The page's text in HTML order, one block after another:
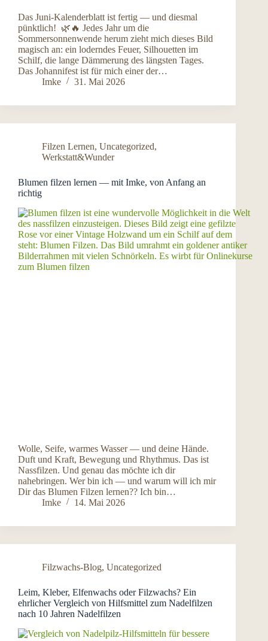
Das Juni-Kalenderblatt ist fertig — und diesmal
pünktlich! 🌿🔥 Jedes Jahr um die
Sommersonnenwende herum zieht mich dieses Bild
magisch an: ein loderndes Feuer, Silhouetten im
Schilf, die lange Dämmerung des längsten Tages.
Das Johannifest ist für mich einer der…
Imke
31. Mai 2026
Filzen Lernen, Uncategorized,
Werkstatt&Wunder
Blumen filzen lernen — mit Imke, von Anfang an
richtig
Wolle, Seife, warmes Wasser — und deine Hände.
Duft und Kraft, Bewegung und Rhythmus. Das ist
Nassfilzen. Und genau das möchte ich dir
nahebringen. Wer bin ich — und warum will ich mir
Dir das Blumen Filzen lernen?? Ich bin…
Imke
14. Mai 2026
Filzwachs-Blog, Uncategorized
Leim, Kleber, Elfenwachs oder Filzwachs? Ein
ehrlicher Vergleich von Hilfsmittel zum Nadelfilzen
nach 10 Jahren Nadelfilzen